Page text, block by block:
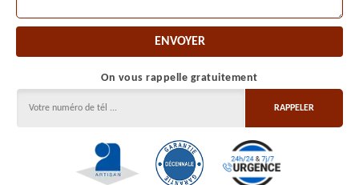
On vous rappelle gratuitement